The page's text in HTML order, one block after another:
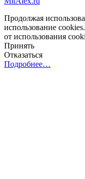
Продолжая
использование
от использования
Принять
Отказаться
Подробнее…